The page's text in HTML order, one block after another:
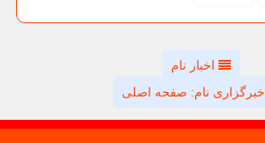
اخبار نام
خبرگزاری نام: صفحه اصلی